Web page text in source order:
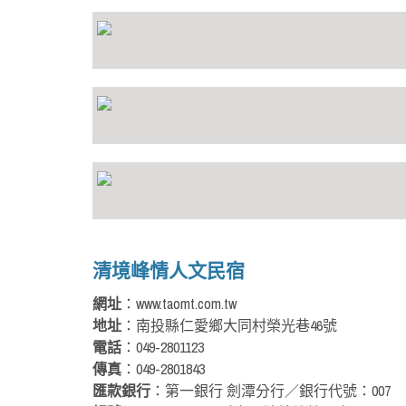
清境峰情人文民宿
網址 ：www.taomt.com.tw
地址 ：南投縣仁愛鄉大同村榮光巷46號
電話 ：049-2801123
傳真 ：049-2801843
匯款銀行 ：第一銀行 劍潭分行／銀行代號：007